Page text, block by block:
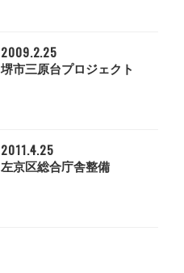
2009.2.25
堺市三原台プロジェクト
2011.4.25
左京区総合庁舎整備